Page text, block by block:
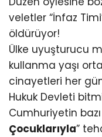
veletler “İnfaz
öldürüyor!
Ülke uyuşturucu
kullanma yaşı
cinayetleri her
Hukuk Devleti
Cumhuriyetin bazı
Çocuklarıyla”